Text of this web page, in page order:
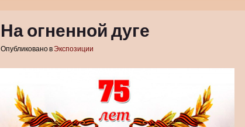
На огненной дуге
Опубликовано вЭкспозиции